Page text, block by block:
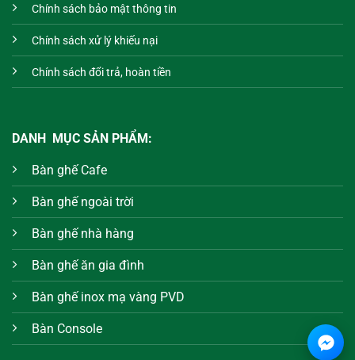
Chính sách bảo mật thông tin
Chính sách xử lý khiếu nại
Chính sách đổi trả, hoàn tiền
DANH MỤC SẢN PHẨM:
Bàn ghế Cafe
Bàn ghế ngoài trời
Bàn ghế nhà hàng
Bàn ghế ăn gia đình
Bàn ghế inox mạ vàng PVD
Bàn Console